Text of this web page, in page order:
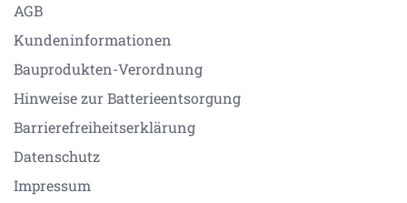
AGB
Kundeninformationen
Bauprodukten-Verordnung
Hinweise zur Batterieentsorgung
Barrierefreiheitserklärung
Datenschutz
Impressum